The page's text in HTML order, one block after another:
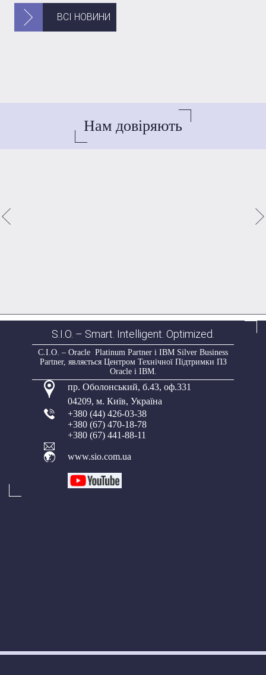
ВСІ НОВИНИ
Нам довіряють
S.I.O. – Smart. Intelligent. Optimized.
С.І.О. – Oracle Platinum Partner і IBM Silver Business
Partner, являється Центром Технічної Підтримки ПЗ
Oracle і IBM.
пр. Оболонський, б.43, оф.331
04209, м. Київ, Україна
+380 (44) 426-03-38
+380 (67) 470-18-78
+380 (67) 441-88-11
www.sio.com.ua